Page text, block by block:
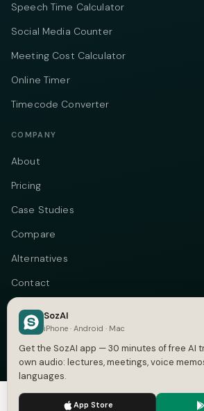
Speech Time Calculator
Social Media Counter
Meeting Cost Calculator
Online Timer
Timecode Converter
COMPANY
About
Pricing
Case Studies
Compare
Alternatives
Contact
Blog
Privacy
Terms
DMCA
We use cookies to enhance your experience.
SozAI
iPhone · Android · Mac
Get the SozAI app — 30 minutes of free AI
own audio: lectures, meetings, voice
languages.
App Store